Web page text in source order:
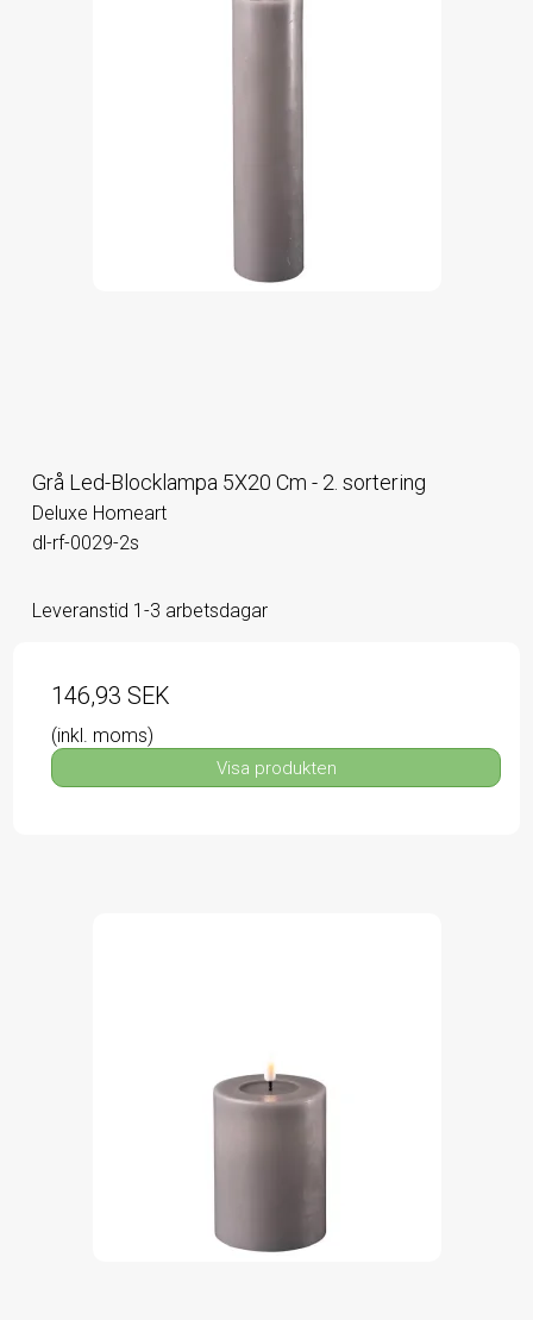
Grå Led-Blocklampa 5X20 Cm - 2. sortering
Deluxe Homeart
dl-rf-0029-2s
Leveranstid 1-3 arbetsdagar
146,93 SEK
(inkl. moms)
Visa produkten